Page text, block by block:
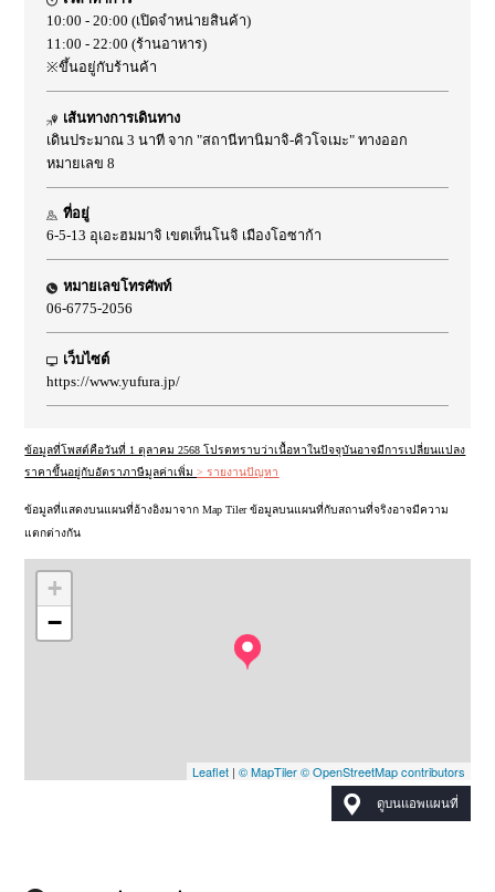
10:00 - 20:00 (เปิดจำหน่ายสินค้า)
11:00 - 22:00 (ร้านอาหาร)
※ขึ้นอยู่กับร้านค้า
เส้นทางการเดินทาง
เดินประมาณ 3 นาที จาก "สถานีทานิมาจิ-คิวโจเมะ" ทางออก
หมายเลข 8
ที่อยู่
6-5-13 อุเอะฮมมาจิ เขตเท็นโนจิ เมืองโอซาก้า
หมายเลขโทรศัพท์
06-6775-2056
เว็บไซต์
https://www.yufura.jp/
ข้อมูลที่โพสต์คือวันที่ 1 ตุลาคม 2568 โปรดทราบว่าเนื้อหาในปัจจุบันอาจมีการเปลี่ยนแปลง
ราคาขึ้นอยู่กับอัตราภาษีมูลค่าเพิ่ม> รายงานปัญหา
ข้อมูลที่แสดงบนแผนที่อ้างอิงมาจาก Map Tiler ข้อมูลบนแผนที่กับสถานที่จริงอาจมีความ
แตกต่างกัน
+
−
Leaflet| © MapTiler © OpenStreetMap contributors
ดูบนแอพแผนที่